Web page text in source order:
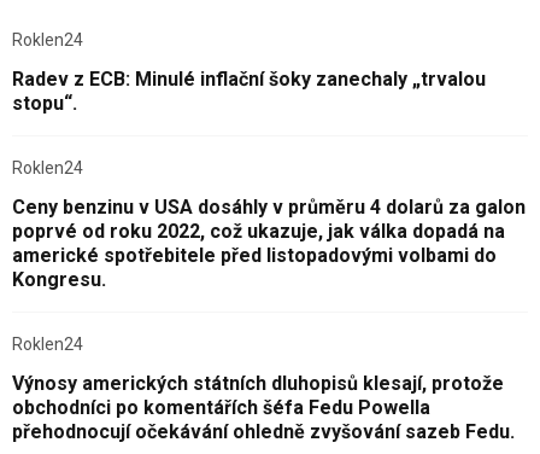
Roklen24
Radev z ECB: Minulé inflační šoky zanechaly „trvalou
stopu“.
Roklen24
Ceny benzinu v USA dosáhly v průměru 4 dolarů za galon
poprvé od roku 2022, což ukazuje, jak válka dopadá na
americké spotřebitele před listopadovými volbami do
Kongresu.
Roklen24
Výnosy amerických státních dluhopisů klesají, protože
obchodníci po komentářích šéfa Fedu Powella
přehodnocují očekávání ohledně zvyšování sazeb Fedu.